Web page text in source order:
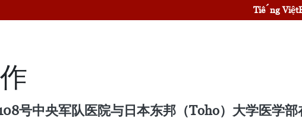
Tiếng Việt
号中央军队医院与日本东邦（Toho）大学医学